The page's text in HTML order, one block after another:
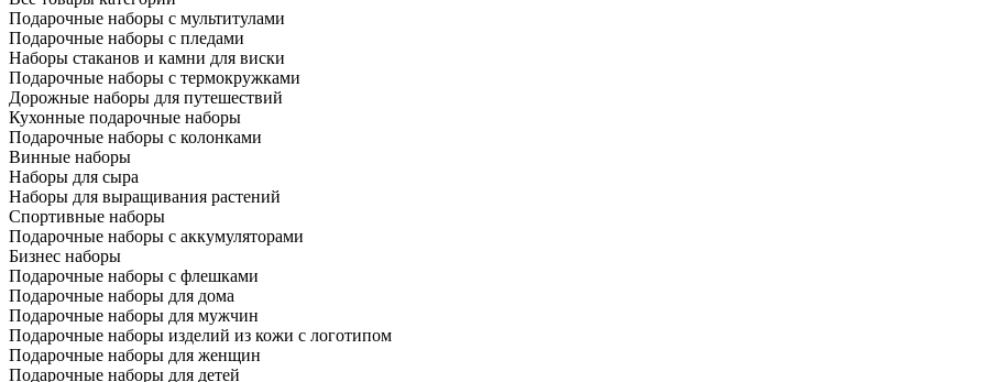
Подарочные наборы с мультитулами
Подарочные наборы с пледами
Наборы стаканов и камни для виски
Подарочные наборы с термокружками
Дорожные наборы для путешествий
Кухонные подарочные наборы
Подарочные наборы с колонками
Винные наборы
Наборы для сыра
Наборы для выращивания растений
Спортивные наборы
Подарочные наборы с аккумуляторами
Бизнес наборы
Подарочные наборы с флешками
Подарочные наборы для дома
Подарочные наборы для мужчин
Подарочные наборы изделий из кожи с логотипом
Подарочные наборы для женщин
Подарочные наборы для детей